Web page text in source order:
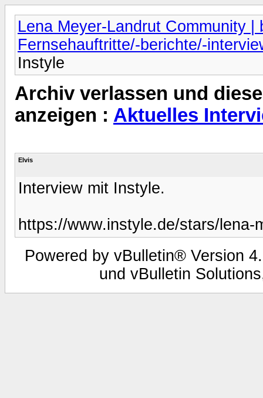
Lena Meyer-Landrut Community |
Fernsehauftritte/-berichte/-
Instyle
Archiv verlassen und
anzeigen : Aktuelles
Elvis
Interview mit Instyle.
https://www.instyle.de/stars/
Powered by vBulletin® Version
und vBulletin